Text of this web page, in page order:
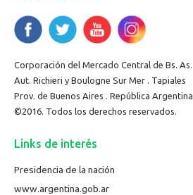
Corporación del Mercado Central de Bs. As.
Aut. Richieri y Boulogne Sur Mer . Tapiales
Prov. de Buenos Aires . República Argentina
©2016. Todos los derechos reservados.
Links de interés
Presidencia de la nación
www.argentina.gob.ar